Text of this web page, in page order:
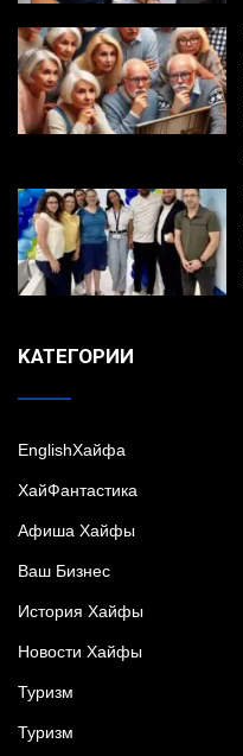
KАТЕГОРИИ
EnglishХайфа
XайФантастика
Афиша Хайфы
Ваш Бизнес
История Хайфы
Новости Хайфы
Туризм
Туризм